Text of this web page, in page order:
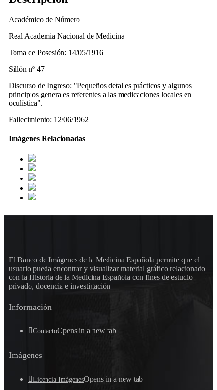
Académico de Número
Real Academia Nacional de Medicina
Toma de Posesión: 14/05/1916
Sillón nº 47
Discurso de Ingreso: "Pequeños detalles prácticos y algunos
principios generales referentes a las medicaciones locales en
oculística".
Fallecimiento: 12/06/1962
Imágenes Relacionadas
El Banco de Imágenes de la Medicina Española permite que el
usuario pueda encontrar y visualizar material gráfico relacionado
con la Historia de la Medicina Española con fines de estudio
privado, docencia e investigación
Información
ContactoOpens in a new tab
Imágenes
Licencia ImágenesOpens in a new tab